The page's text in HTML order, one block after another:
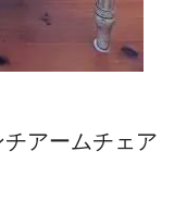
アームチェア